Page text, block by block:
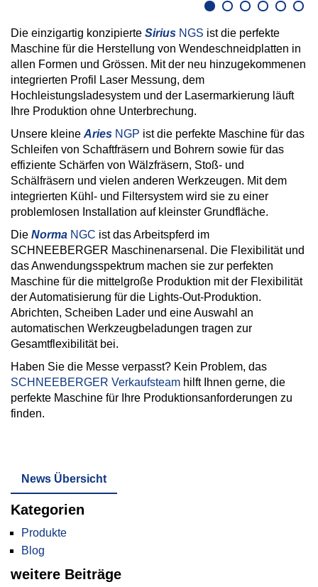
Die einzigartig konzipierte Sirius NGS ist die perfekte
Maschine für die Herstellung von Wendeschneidplatten in
allen Formen und Grössen. Mit der neu hinzugekommenen
integrierten Profil Laser Messung, dem
Hochleistungsladesystem und der Lasermarkierung läuft
Ihre Produktion ohne Unterbrechung.
Unsere kleine Aries NGP ist die perfekte Maschine für das
Schleifen von Schaftfräsern und Bohrern sowie für das
effiziente Schärfen von Wälzfräsern, Stoß- und
Schälfräsern und vielen anderen Werkzeugen. Mit dem
integrierten Kühl- und Filtersystem wird sie zu einer
problemlosen Installation auf kleinster Grundfläche.
Die Norma NGC ist das Arbeitspferd im
SCHNEEBERGER Maschinenarsenal. Die Flexibilität und
das Anwendungsspektrum machen sie zur perfekten
Maschine für die mittelgroße Produktion mit der Flexibilität
der Automatisierung für die Lights-Out-Produktion.
Abrichten, Scheiben Lader und eine Auswahl an
automatischen Werkzeugbeladungen tragen zur
Gesamtflexibilität bei.
Haben Sie die Messe verpasst? Kein Problem, das
SCHNEEBERGER Verkaufsteam hilft Ihnen gerne, die
perfekte Maschine für Ihre Produktionsanforderungen zu
finden.
News Übersicht
Kategorien
Produkte
Blog
weitere Beiträge